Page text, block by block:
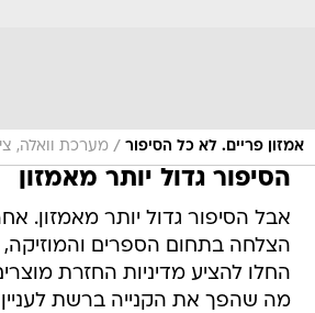
אמזון פריים. לא כל הסיפור / מערכת וואלה,
הסיפור גדול יותר מאמזון
אבל הסיפור גדול יותר מאמזון.
הצלחה בתחום הספרים והמוזיקה,
החלו להציע מדיניות החזרת
מה שהפך את הקנייה ברשת לעניין